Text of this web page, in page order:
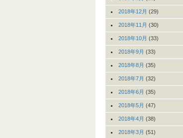
2018年12月 (29)
2018年11月 (30)
2018年10月 (33)
2018年9月 (33)
2018年8月 (35)
2018年7月 (32)
2018年6月 (35)
2018年5月 (47)
2018年4月 (38)
2018年3月 (51)